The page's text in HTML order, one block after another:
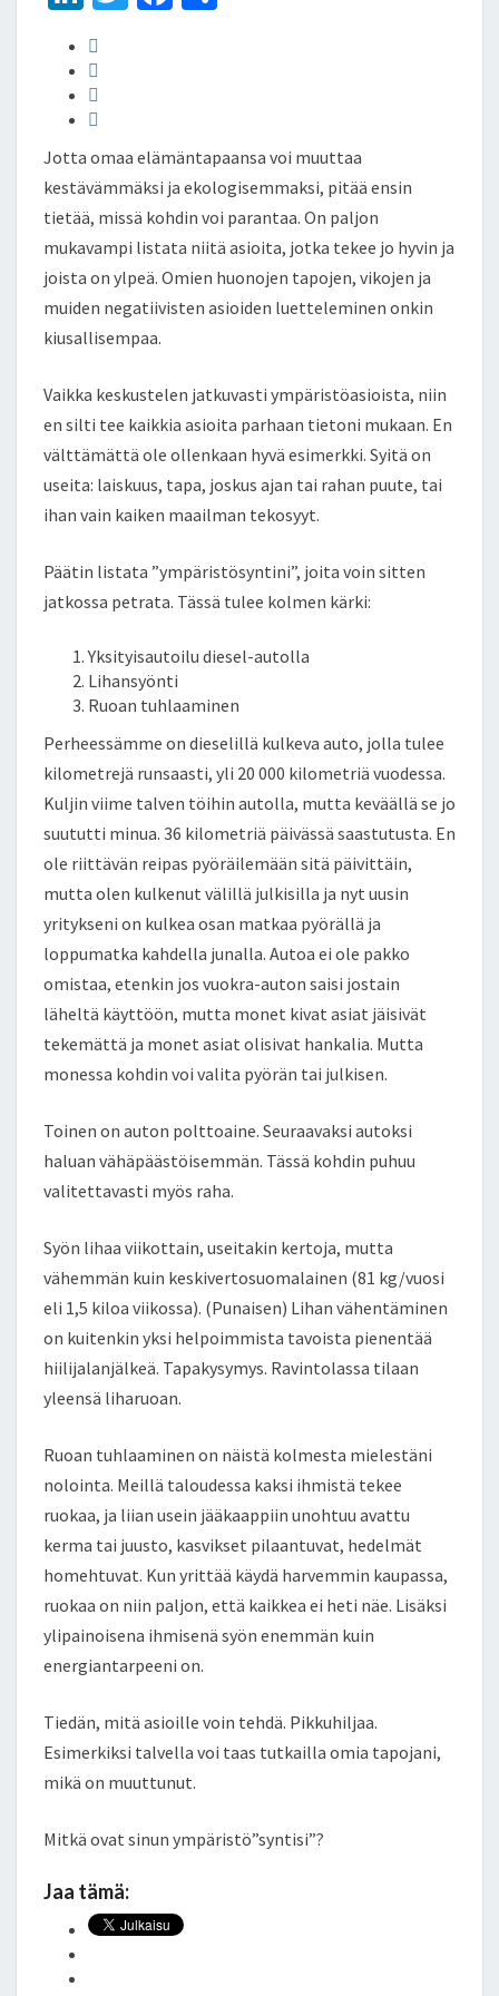
T
I
N
I
n
ke
dI
n
k
Jotta omaa elämäntapaansa voi muuttaa
kestävämmäksi ja ekologisemmaksi, pitää ensin
tietää, missä kohdin voi parantaa. On paljon
mukavampi listata niitä asioita, jotka tekee jo hyvin ja
joista on ylpeä. Omien huonojen tapojen, vikojen ja
muiden negatiivisten asioiden luetteleminen onkin
kiusallisempaa.
Vaikka keskustelen jatkuvasti ympäristöasioista, niin
en silti tee kaikkia asioita parhaan tietoni mukaan. En
välttämättä ole ollenkaan hyvä esimerkki. Syitä on
useita: laiskuus, tapa, joskus ajan tai rahan puute, tai
ihan vain kaiken maailman tekosyyt.
Päätin listata ”ympäristösyntini”, joita voin sitten
jatkossa petrata. Tässä tulee kolmen kärki:
Yksityisautoilu diesel-autolla
Lihansyönti
Ruoan tuhlaaminen
Perheessämme on dieselillä kulkeva auto, jolla tulee
kilometrejä runsaasti, yli 20 000 kilometriä vuodessa.
Kuljin viime talven töihin autolla, mutta keväällä se jo
suututti minua. 36 kilometriä päivässä saastutusta. En
ole riittävän reipas pyöräilemään sitä päivittäin,
mutta olen kulkenut välillä julkisilla ja nyt uusin
yritykseni on kulkea osan matkaa pyörällä ja
loppumatka kahdella junalla. Autoa ei ole pakko
omistaa, etenkin jos vuokra-auton saisi jostain
läheltä käyttöön, mutta monet kivat asiat jäisivät
tekemättä ja monet asiat olisivat hankalia. Mutta
monessa kohdin voi valita pyörän tai julkisen.
Toinen on auton polttoaine. Seuraavaksi autoksi
haluan vähäpäästöisemmän. Tässä kohdin puhuu
valitettavasti myös raha.
Syön lihaa viikottain, useitakin kertoja, mutta
vähemmän kuin keskivertosuomalainen (81 kg/vuosi
eli 1,5 kiloa viikossa). (Punaisen) Lihan vähentäminen
on kuitenkin yksi helpoimmista tavoista pienentää
hiilijalanjälkeä. Tapakysymys. Ravintolassa tilaan
yleensä liharuoan.
Ruoan tuhlaaminen on näistä kolmesta mielestäni
nolointa. Meillä taloudessa kaksi ihmistä tekee
ruokaa, ja liian usein jääkaappiin unohtuu avattu
kerma tai juusto, kasvikset pilaantuvat, hedelmät
homehtuvat. Kun yrittää käydä harvemmin kaupassa,
ruokaa on niin paljon, että kaikkea ei heti näe. Lisäksi
ylipainoisena ihmisenä syön enemmän kuin
energiantarpeeni on.
Tiedän, mitä asioille voin tehdä. Pikkuhiljaa.
Esimerkiksi talvella voi taas tutkailla omia tapojani,
mikä on muuttunut.
Mitkä ovat sinun ympäristö”syntisi”?
Jaa tämä: